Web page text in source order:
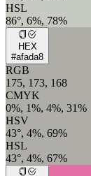
HSL
86°, 6%, 78%
HEX
#afada8
RGB
175, 173, 168
CMYK
0%, 1%, 4%, 31%
HSV
43°, 4%, 69%
HSL
43°, 4%, 67%